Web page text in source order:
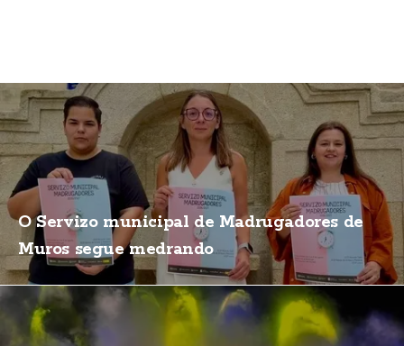
O Servizo municipal de Madrugadores de
Muros segue medrando